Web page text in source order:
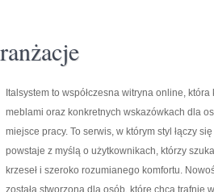
Italsystem to współczesna witryna online,
meblami oraz konkretnych wskazówkach dla
miejsce pracy. To serwis, w którym styl łączy
powstaje z myślą o użytkownikach, którzy
krzeseł i szeroko rozumianego komfortu.
została stworzona dla osób, które chcą trafnie